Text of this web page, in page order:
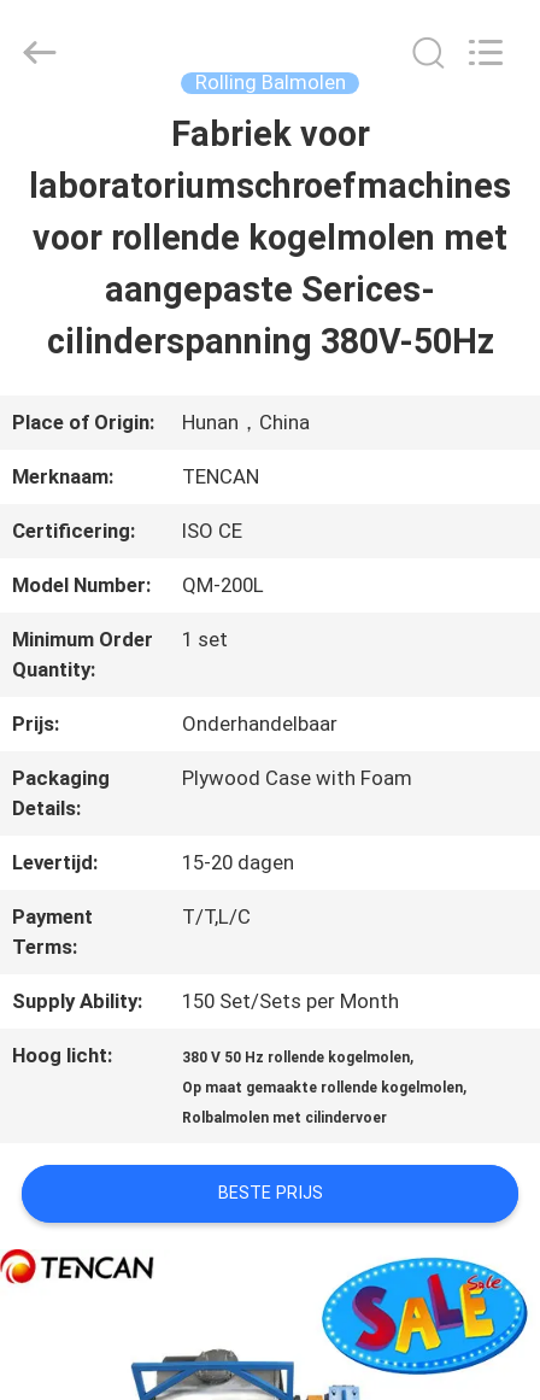
PRODUCTEN
ONGEVEER
ONS
KWALITEITSCONTROLE
CONTACTEER
ONS
NIEUWS
BLOG
VERZOEK
OM EEN
CITAAT
PRIVACYBELEID
Tianchuang
Powder
Reserved.
Rolling Balmolen
Fabriek voor
laboratoriumschroefmachines
voor rollende kogelmolen met
aangepaste Serices-
cilinderspanning 380V-50Hz
Place of Origin: Hunan，China
Merknaam: TENCAN
Certificering: ISO CE
Model Number: QM-200L
Minimum Order
Quantity:
1 set
Prijs: Onderhandelbaar
Packaging
Details:
Plywood Case with Foam
Levertijd: 15-20 dagen
Payment
Terms:
T/T,L/C
Supply Ability: 150 Set/Sets per Month
Hoog licht: 380 V 50 Hz rollende kogelmolen,
Op maat gemaakte rollende kogelmolen,
Rolbalmolen met cilindervoer
BESTE PRIJS